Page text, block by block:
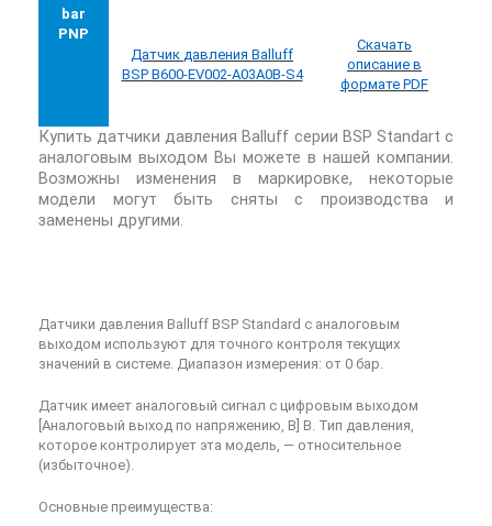
bar
PNP
Датчик давления Balluff
BSP B600-EV002-A03A0B-S4
Скачать
описание в
формате PDF
Купитьдатчики давленияBalluff серии BSP Standartс
аналоговым выходом Вы можете в нашей компании.
Возможны изменения в маркировке, некоторые
модели могут быть сняты с производства и
заменены другими.
Датчики давления Balluff BSP Standard с аналоговым
выходом используют для точного контроля текущих
значений в системе. Диапазон измерения: от 0 бар.
Датчик имеет аналоговый сигнал с цифровым выходом
[Аналоговый выход по напряжению, В] В. Тип давления,
которое контролирует эта модель, — относительное
(избыточное).
Основные преимущества: